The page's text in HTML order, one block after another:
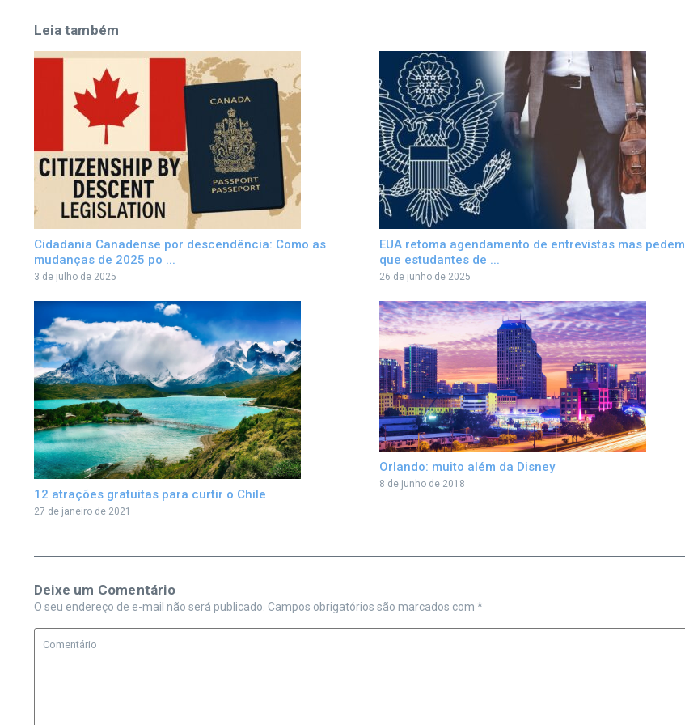
Leia também
Cidadania Canadense por descendência: Como as
mudanças de 2025 po ...
3 de julho de 2025
EUA retoma agendamento de entrevistas mas pedem
que estudantes de ...
26 de junho de 2025
12 atrações gratuitas para curtir o Chile
27 de janeiro de 2021
Orlando: muito além da Disney
8 de junho de 2018
Deixe um Comentário
O seu endereço de e-mail não será publicado. Campos obrigatórios são marcados com *